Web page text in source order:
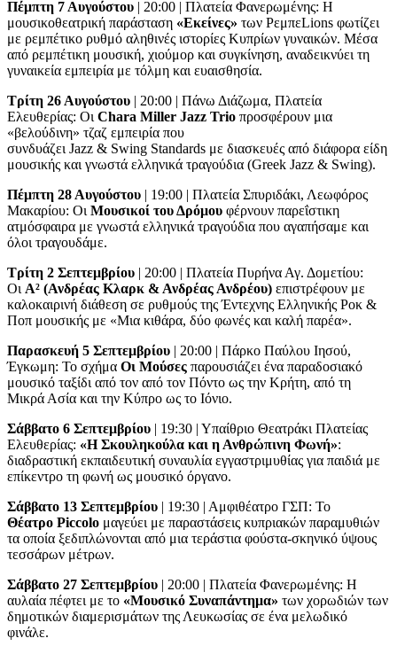
Πέμπτη 7 Αυγούστου | 20:00 | Πλατεία Φανερωμένης: Η
μουσικοθεατρική παράσταση «Εκείνες» των ΡεμπεLions φωτίζει
με ρεμπέτικο ρυθμό αληθινές ιστορίες Κυπρίων γυναικών. Μέσα
από ρεμπέτικη μουσική, χιούμορ και συγκίνηση, αναδεικνύει τη
γυναικεία εμπειρία με τόλμη και ευαισθησία.
Τρίτη 26 Αυγούστου | 20:00 | Πάνω Διάζωμα, Πλατεία
Ελευθερίας: Οι Chara Miller Jazz Trio προσφέρουν μια
«βελούδινη» τζαζ εμπειρία που
συνδυάζει Jazz & Swing Standards με διασκευές από διάφορα είδη
μουσικής και γνωστά ελληνικά τραγούδια (Greek Jazz & Swing).
Πέμπτη 28 Αυγούστου | 19:00 | Πλατεία Σπυριδάκι, Λεωφόρος
Μακαρίου: Οι Μουσικοί του Δρόμου φέρνουν παρεΐστικη
ατμόσφαιρα με γνωστά ελληνικά τραγούδια που αγαπήσαμε και
όλοι τραγουδάμε.
Τρίτη 2 Σεπτεμβρίου | 20:00 | Πλατεία Πυρήνα Αγ. Δομετίου:
Οι Α² (Ανδρέας Κλαρκ & Ανδρέας Ανδρέου) επιστρέφουν με
καλοκαιρινή διάθεση σε ρυθμούς της Έντεχνης Ελληνικής Ροκ &
Ποπ μουσικής με «Μια κιθάρα, δύο φωνές και καλή παρέα».
Παρασκευή 5 Σεπτεμβρίου | 20:00 | Πάρκο Παύλου Ιησού,
Έγκωμη: Το σχήμα Οι Μούσες παρουσιάζει ένα παραδοσιακό
μουσικό ταξίδι από τον από τον Πόντο ως την Κρήτη, από τη
Μικρά Ασία και την Κύπρο ως το Ιόνιο.
Σάββατο 6 Σεπτεμβρίου | 19:30 | Υπαίθριο Θεατράκι Πλατείας
Ελευθερίας: «Η Σκουληκούλα και η Ανθρώπινη Φωνή»:
διαδραστική εκπαιδευτική συναυλία εγγαστριμυθίας για παιδιά με
επίκεντρο τη φωνή ως μουσικό όργανο.
Σάββατο 13 Σεπτεμβρίου | 19:30 | Αμφιθέατρο ΓΣΠ: Το
Θέατρο Piccolo μαγεύει με παραστάσεις κυπριακών παραμυθιών
τα οποία ξεδιπλώνονται από μια τεράστια φούστα-σκηνικό ύψους
τεσσάρων μέτρων.
Σάββατο 27 Σεπτεμβρίου | 20:00 | Πλατεία Φανερωμένης: Η
αυλαία πέφτει με το «Μουσικό Συναπάντημα» των χορωδιών των
δημοτικών διαμερισμάτων της Λευκωσίας σε ένα μελωδικό
φινάλε.